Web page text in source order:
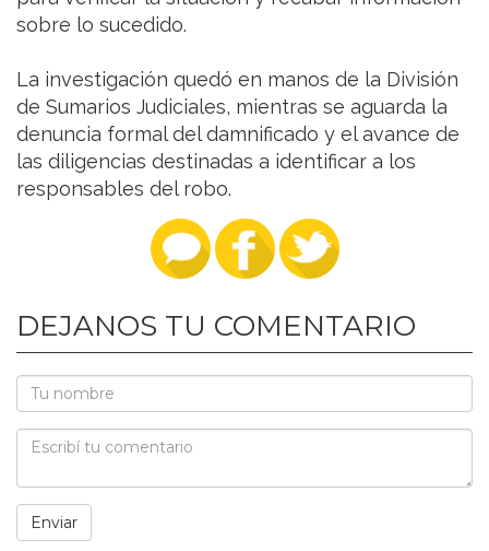
sobre lo sucedido.
La investigación quedó en manos de la División
de Sumarios Judiciales, mientras se aguarda la
denuncia formal del damnificado y el avance de
las diligencias destinadas a identificar a los
responsables del robo.
DEJANOS TU COMENTARIO